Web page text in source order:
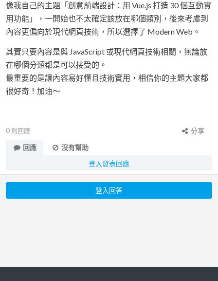
像我自己的主題「創意前端設計：用 Vue.js 打造 30 個互動實
用功能」，一開始也不太確定該放在哪個類別，後來考慮到
內容更偏向於現代網頁技術，所以選擇了 Modern Web。
其實只要內容是與 JavaScript 或現代網頁技術相關，無論放
在哪個分類都是可以接受的。
最重要的是讓內容易好懂且技術實用，相信你的主題大家都
很好奇！加油～
0 則回應
分享
回應
沒有幫助
登入發表回應
登入回答